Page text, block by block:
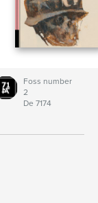
Foss number
2
De 7174